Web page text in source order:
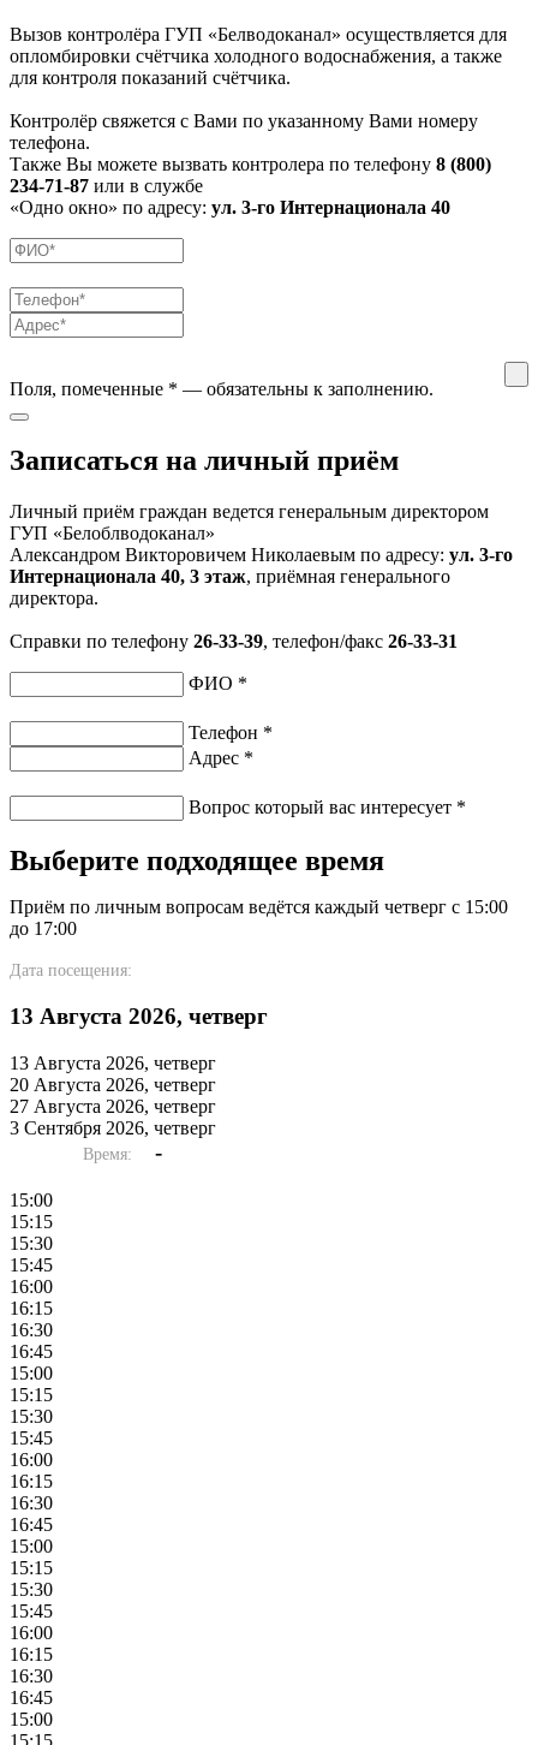
Вызов контролёра ГУП «Белводоканал» осуществляется для
опломбировки счётчика холодного водоснабжения, а также
для контроля показаний счётчика.
Контролёр свяжется с Вами по указанному Вами номеру
телефона.
Также Вы можете вызвать контролера по телефону 8 (800)
234-71-87 или в службе
«Одно окно» по адресу: ул. 3-го Интернационала 40
Поля, помеченные * — обязательны к заполнению.
Записаться на личный приём
Личный приём граждан ведется генеральным директором
ГУП «Белоблводоканал»
Александром Викторовичем Николаевым по адресу: ул. 3-го
Интернационала 40, 3 этаж, приёмная генерального
директора.
Справки по телефону 26-33-39, телефон/факс 26-33-31
ФИО *
Телефон *
Адрес *
Вопрос который вас интересует *
Выберите подходящее время
Приём по личным вопросам ведётся каждый четверг с 15:00
до 17:00
Дата посещения:
13 Августа 2026, четверг
13 Августа 2026, четверг
20 Августа 2026, четверг
27 Августа 2026, четверг
3 Сентября 2026, четверг
Время: -
15:00
15:15
15:30
15:45
16:00
16:15
16:30
16:45
15:00
15:15
15:30
15:45
16:00
16:15
16:30
16:45
15:00
15:15
15:30
15:45
16:00
16:15
16:30
16:45
15:00
15:15